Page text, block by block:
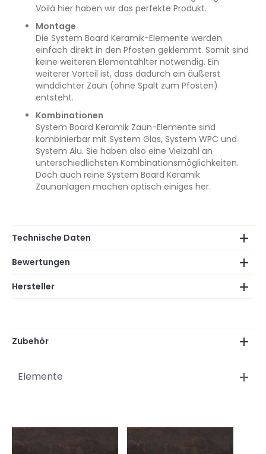
Voilà hier haben wir das perfekte Produkt.
Montage
Die System Board Keramik-Elemente werden
einfach direkt in den Pfosten geklemmt. Somit sind
keine weiteren Elementahlter notwendig. Ein
weiterer Vorteil ist, dass dadurch ein äußerst
winddichter Zaun (ohne Spalt zum Pfosten)
entsteht.
Kombinationen
System Board Keramik Zaun-Elemente sind
kombinierbar mit System Glas, System WPC und
System Alu. Sie haben also eine Vielzahl an
unterschiedlichsten Kombinationsmöglichkeiten.
Doch auch reine System Board Keramik
Zaunanlagen machen optisch einiges her.
Technische Daten
Bewertungen
Hersteller
Zubehör
Elemente